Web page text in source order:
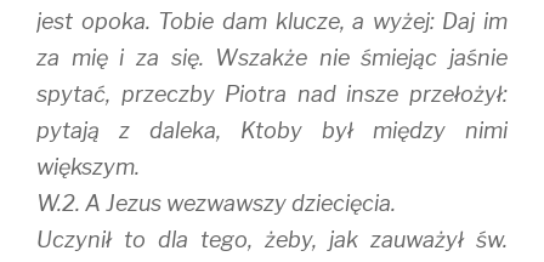
jest opoka. Tobie dam klucze, a wyżej: Daj im
za mię i za się. Wszakże nie śmiejąc jaśnie
spytać, przeczby Piotra nad insze przełożył:
pytają z daleka, Ktoby był między nimi
większym.
W.2. A Jezus wezwawszy dziecięcia.
Uczynił to dla tego, żeby, jak zauważył św.